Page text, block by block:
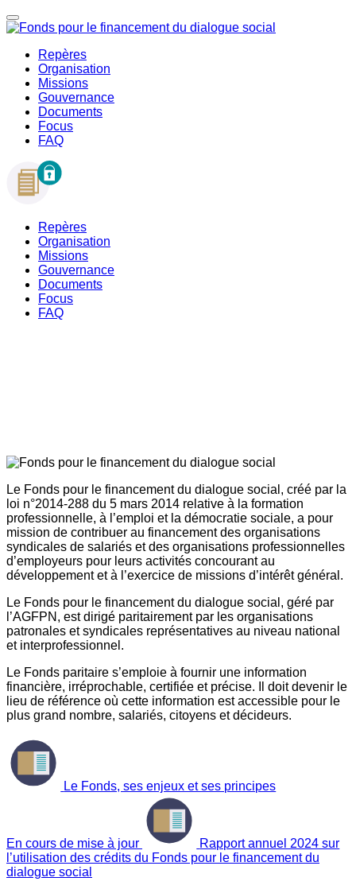
Repères
Organisation
Missions
Gouvernance
Documents
Focus
FAQ
Repères
Organisation
Missions
Gouvernance
Documents
Focus
FAQ
Le Fonds pour le financement du dialogue social, créé par la
loi n°2014-288 du 5 mars 2014 relative à la formation
professionnelle, à l’emploi et la démocratie sociale, a pour
mission de contribuer au financement des organisations
syndicales de salariés et des organisations professionnelles
d’employeurs pour leurs activités concourant au
développement et à l’exercice de missions d’intérêt général.
Le Fonds pour le financement du dialogue social, géré par
l’AGFPN, est dirigé paritairement par les organisations
patronales et syndicales représentatives au niveau national
et interprofessionnel.
Le Fonds paritaire s’emploie à fournir une information
financière, irréprochable, certifiée et précise. Il doit devenir le
lieu de référence où cette information est accessible pour le
plus grand nombre, salariés, citoyens et décideurs.
Le Fonds, ses enjeux et ses principes
En cours de mise à jour
Rapport annuel 2024 sur
l’utilisation des crédits du Fonds pour le financement du
dialogue social